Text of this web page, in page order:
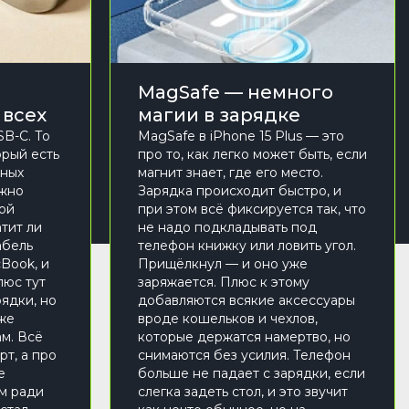
C. То
есть
ли
и
тут
но
Всё
а про
ради
MagSafe — немного
магии в зарядке
MagSafe в iPhone 15 Plus — это
про то, как легко может быть, если
магнит знает, где его место.
Зарядка происходит быстро, и
при этом всё фиксируется так, что
не надо подкладывать под
телефон книжку или ловить угол.
Прищёлкнул — и оно уже
заряжается. Плюс к этому
добавляются всякие аксессуары
вроде кошельков и чехлов,
которые держатся намертво, но
снимаются без усилия. Телефон
больше не падает с зарядки, если
слегка задеть стол, и это звучит